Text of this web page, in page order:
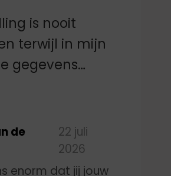
is nooit
terwijl in mijn
gegevens
ook al eerder
voor mijn vader
is er geen
jullie te krijgen
niet
de
22 juli
2026
enorm dat jij jouw